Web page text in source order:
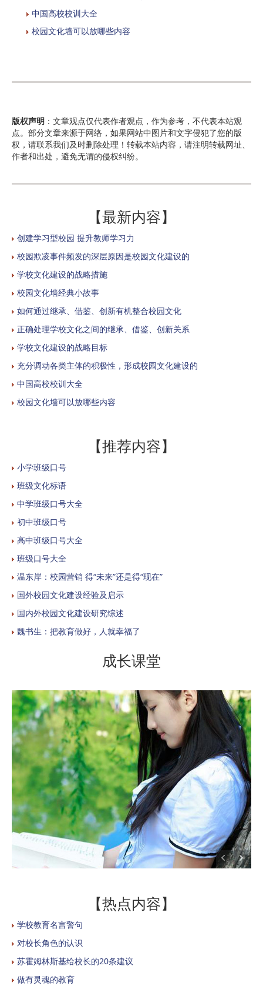
中国高校校训大全
校园文化墙可以放哪些内容
版权声明 ：文章观点仅代表作者观点，作为参考，不代表本站观
点。部分文章来源于网络，如果网站中图片和文字侵犯了您的版
权，请联系我们及时删除处理！转载本站内容，请注明转载网址、
作者和出处，避免无谓的侵权纠纷。
【最新内容】
创建学习型校园 提升教师学习力
校园欺凌事件频发的深层原因是校园文化建设的
学校文化建设的战略措施
校园文化墙经典小故事
如何通过继承、借鉴、创新有机整合校园文化
正确处理学校文化之间的继承、借鉴、创新关系
学校文化建设的战略目标
充分调动各类主体的积极性，形成校园文化建设的
中国高校校训大全
校园文化墙可以放哪些内容
【推荐内容】
小学班级口号
班级文化标语
中学班级口号大全
初中班级口号
高中班级口号大全
班级口号大全
温东岸：校园营销 得“未来”还是得“现在”
国外校园文化建设经验及启示
国内外校园文化建设研究综述
魏书生：把教育做好，人就幸福了
成长课堂
【热点内容】
学校教育名言警句
对校长角色的认识
苏霍姆林斯基给校长的20条建议
做有灵魂的教育